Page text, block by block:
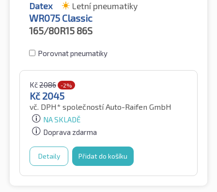
Datex Letní pneumatiky
WR075 Classic
165/80R15 86S
Porovnat pneumatiky
Kč2086 -2%
Kč 2045
vč. DPH* společností Auto-Raifen GmbH
NA SKLADĚ
Doprava zdarma
Detaily Přidat do košíku